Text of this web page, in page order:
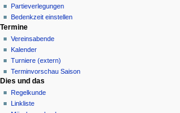
Partieverlegungen
Bedenkzeit einstellen
Termine
Vereinsabende
Kalender
Turniere (extern)
Terminvorschau Saison
Dies und das
Regelkunde
Linkliste